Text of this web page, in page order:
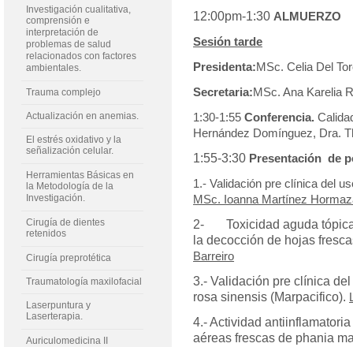
Investigación cualitativa,
comprensión e
interpretación de
problemas de salud
relacionados con factores
ambientales.
Trauma complejo
Actualización en anemias.
El estrés oxidativo y la
señalización celular.
Herramientas Básicas en
la Metodología de la
Investigación.
Cirugía de dientes
retenidos
Cirugía preprotética
Traumatología maxilofacial
Laserpuntura y
Laserterapia.
Auriculomedicina II
12:00pm-1:30 ALMUERZO
Sesión tarde
Presidenta:MSc. Celia Del
Secretaria:MSc. Ana Karelia
1:30-1:55Conferencia.
Hernández Domínguez, Dra.
1:55-3:30 Presentación de
1.- Validación pre clínica del
MSc. Ioanna Martínez
2- Toxicidad aguda tópica
la decocción de hojas
Barreiro
3.- Validación pre clínica
rosa sinensis (Marpacifico).
4.- Actividad
aéreas frescas de phania